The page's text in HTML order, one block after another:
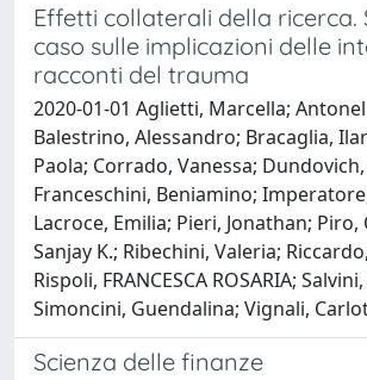
Effetti collaterali della ricerca.
caso sulle implicazioni delle
racconti del trauma
2020-01-01 Aglietti, Marcella;
Balestrino, Alessandro; Bracaglia,
Paola; Corrado, Vanessa; Dundovich,
Franceschini, Beniamino;
Lacroce, Emilia; Pieri, Jonathan; Piro,
Sanjay K.; Ribechini, Valeria;
Rispoli, FRANCESCA ROSARIA;
Simoncini, Guendalina; Vignali,
Scienza delle finanze